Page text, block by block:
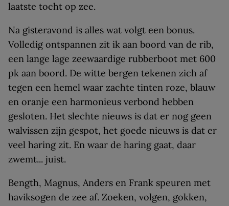
laatste tocht op zee.
Na gisteravond is alles wat volgt een bonus.
Volledig ontspannen zit ik aan boord van de rib,
een lange lage zeewaardige rubberboot met 600
pk aan boord. De witte bergen tekenen zich af
tegen een hemel waar zachte tinten roze, blauw
en oranje een harmonieus verbond hebben
gesloten. Het slechte nieuws is dat er nog geen
walvissen zijn gespot, het goede nieuws is dat er
veel haring zit. En waar de haring gaat, daar
zwemt... juist.
Bength, Magnus, Anders en Frank speuren met
haviksogen de zee af. Zoeken, volgen, gokken,